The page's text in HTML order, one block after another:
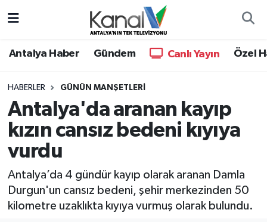
Antalya Haber Gündem Canlı Yayın Özel
HABERLER GÜNÜN MANŞETLERI
Antalya'da aranan kayıp
kızın cansız bedeni kıyıya
vurdu
Antalya’da 4 gündür kayıp olarak aranan Damla
Durgun'un cansız bedeni, şehir merkezinden 50
kilometre uzaklıkta kıyıya vurmuş olarak bulundu.
Antalya Haber
Dünya
Eğitim
Gündem
Hava Durumu
Trafik Durumu
Süper Lig Puan Durumu ve Fikstür
Son Dakika Haberleri